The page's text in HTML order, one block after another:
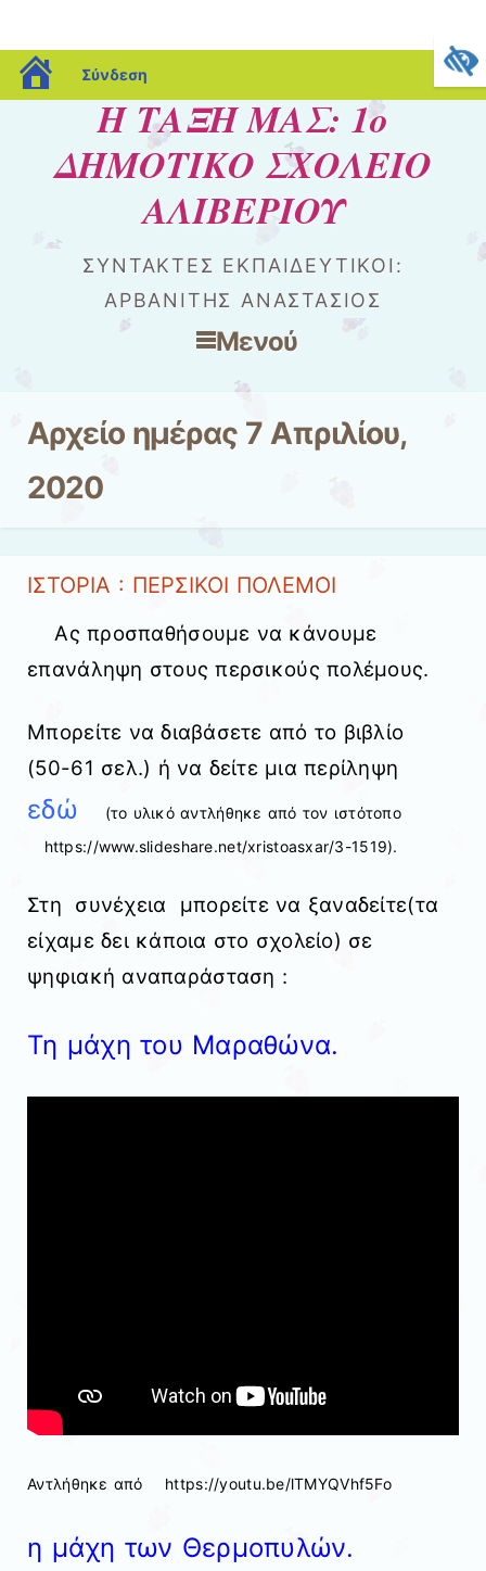
blogs.sch.gr
Σύνδεση
Η ΤΑΞΗ ΜΑΣ: 1ο
ΔΗΜΟΤΙΚΟ ΣΧΟΛΕΙΟ
ΑΛΙΒΕΡΙΟΥ
ΣΥΝΤΑΚΤΕΣ ΕΚΠΑΙΔΕΥΤΙΚΟΙ:
ΑΡΒΑΝΙΤΗΣ ΑΝΑΣΤΑΣΙΟΣ
Μενού
Αρχείο ημέρας 7 Απριλίου,
2020
ΙΣΤΟΡΙΑ : ΠΕΡΣΙΚΟΙ ΠΟΛΕΜΟΙ
Ας προσπαθήσουμε να κάνουμε
επανάληψη στους περσικούς πολέμους.
Μπορείτε να διαβάσετε από το βιβλίο
(50-61 σελ.) ή να δείτε μια περίληψη
εδώ
(το υλικό αντλήθηκε από τον ιστότοπο
https://www.slideshare.net/xristoasxar/3-1519).
Στη συνέχεια μπορείτε να ξαναδείτε(τα
είχαμε δει κάποια στο σχολείο) σε
ψηφιακή αναπαράσταση :
Τη μάχη του Μαραθώνα.
Αντλήθηκε από https://youtu.be/lTMYQVhf5Fo
η μάχη των Θερμοπυλών.